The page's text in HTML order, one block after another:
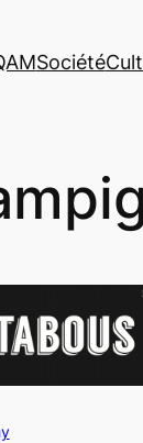
Société